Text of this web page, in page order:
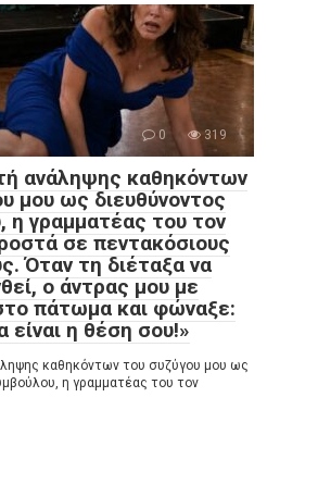
0 319
ανάληψης καθηκόντων
μου ως διευθύνοντος
η γραμματέας του τον
σε πεντακόσιους
Όταν τη διέταξα να
ο άντρας μου με
πάτωμα και φώναξε:
είναι η θέση σου!»
καθηκόντων του συζύγου μου ως
η γραμματέας του τον